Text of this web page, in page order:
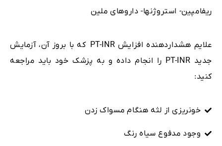
ریفامپین- استروژنها- داروهای‌ ملین
علایم ‌هشداردهنده افزایش PT-INR که با بروز آن‌، آزمایش
جدید PT-INR را انجام داده و به ‌پزشک خود‌ باید ‌مراجعه
کنید:
خونریزی از لثه هنگام مسواک زدن
وجود مدفوع سیاه رنگ